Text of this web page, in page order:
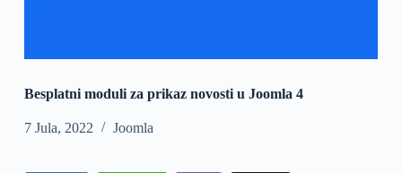
Besplatni moduli za prikaz novosti u Joomla 4
7 Jula, 2022 Joomla